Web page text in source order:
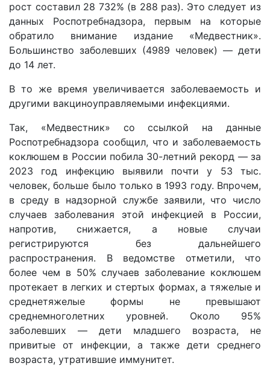
рост составил 28 732% (в 288 раз). Это следует из
данных Роспотребнадзора, первым на которые
обратило внимание издание «Медвестник».
Большинство заболевших (4989 человек) — дети
до 14 лет.
В то же время увеличивается заболеваемость и
другими вакциноуправляемыми инфекциями.
Так, «Медвестник» со ссылкой на данные
Роспотребнадзора сообщил, что и заболеваемость
коклюшем в России побила 30-летний рекорд — за
2023 год инфекцию выявили почти у 53 тыс.
человек, больше было только в 1993 году. Впрочем,
в среду в надзорной службе заявили, что число
случаев заболевания этой инфекцией в России,
напротив, снижается, а новые случаи
регистрируются без дальнейшего
распространения. В ведомстве отметили, что
более чем в 50% случаев заболевание коклюшем
протекает в легких и стертых формах, а тяжелые и
среднетяжелые формы не превышают
среднемноголетних уровней. Около 95%
заболевших — дети младшего возраста, не
привитые от инфекции, а также дети среднего
возраста, утратившие иммунитет.